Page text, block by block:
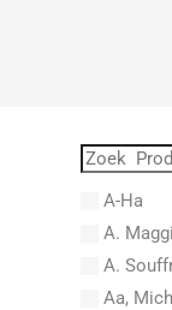
A-Ha
A.
A.
Aa,